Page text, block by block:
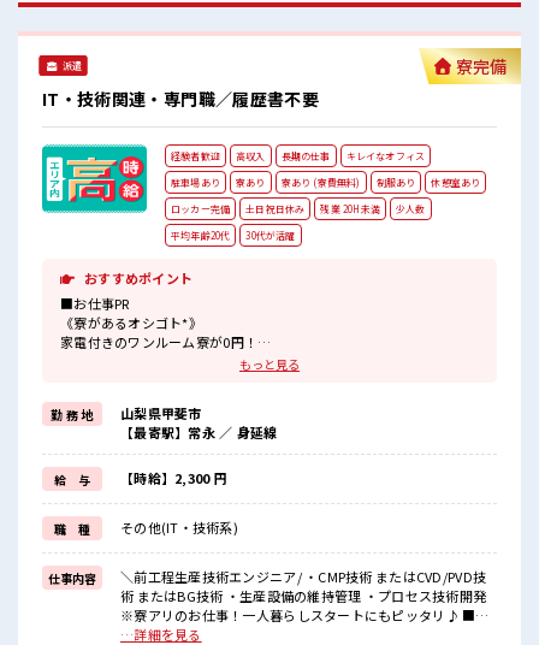
職場の雰囲気 明るすぎたり奇抜過ぎなければヘアカラーOK！
しっかり休める休憩室あり！ オンオフの切替もできちゃう！
職場にはロッカー完備！ 私物の置きすぎには注意が必要です
派遣
IT・技術関連・専門職／履歴書不要
寮完備
経験者歓迎 高収入 長期の仕事
キレイなオフィス
駐車場あり
寮あり 寮あり (寮費無料) 制服あり
休憩室あり
ロッカー完備
土日祝日休み 残業 20H未満
少人数
平均年齢20代
30代が活躍
おすすめポイント
■お仕事PR
《寮があるオシゴト*》
家電付きのワンルーム寮が0円！
お住まいもお仕事も同時にゲットできちゃう★
今までと違う場所で働いてみたい方にもオススメ♪
赴任時の交通費も当社が負担するのですぐに始められます！
《経験を活かして収入UP↑↑》
高時給2300円！
経験を活かして働けるのでヤリガイ抜群！
さらにスキルUPしちゃいましょう★
《人気の日勤×土日祝やすみ*》
土日祝休みだから予定がたてやすい！
うれしい大型連休もあり！
プライベートも充実♪
■職場の雰囲気
少人数の職場で働きたい方にオススメ★
もっと見る
勤 務 地
山梨県甲斐市
【最寄駅】常永 ／ 身延線
給 与 【時給】2,300 円
職 種 その他(IT・技術系)
仕事内容
＼前工程生産技術エンジニア/ ・CMP技術 またはCVD/PVD技
術 またはBG技術 ・生産設備の維持管理 ・プロセス技術開発
※寮アリのお仕事！一人暮らしスタートにもピッタリ♪ ■お
仕事PR 《寮があるオシゴト*》 家電付きのワンルーム寮が0
…詳細を見る